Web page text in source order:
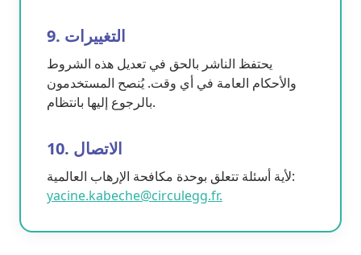
9. التغييرات
يحتفظ الناشر بالحق في تعديل هذه الشروط
والأحكام العامة في أي وقت. يُنصح المستخدمون
بالرجوع إليها بانتظام.
10. الاتصال
لأية أسئلة تتعلق بوحدة مكافحة الإرهاب العالمية:
yacine.kabeche@circulegg.fr.